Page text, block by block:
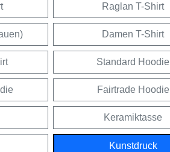
Raglan T-Shirt
Damen T-Shirt
Standard Hoodie
Fairtrade Hoodie
Keramiktasse
Kunstdruck